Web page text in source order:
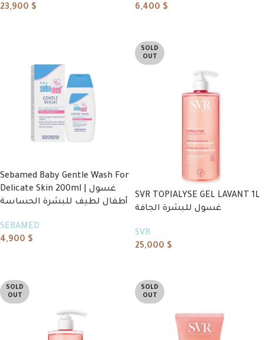
23,900 $
6,400 $
Sebamed Baby Gentle Wash For
Delicate Skin 200ml | غسول
أطفال لطيف للبشرة الحساسة
SEBAMED
4,900 $
SOLD
OUT
SVR TOPIALYSE GEL LAVANT 1L
غسول للبشرة الجافة
SVR
25,000 $
SOLD
OUT
SOLD
OUT